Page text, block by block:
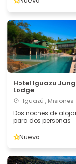
Hotel Iguazu
Lodge
Iguazú , Misiones
Dos noches de
para dos personas
Nueva